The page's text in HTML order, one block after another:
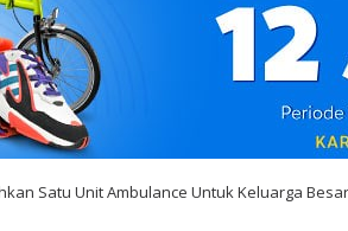
Satu Unit Ambulance Untuk Keluarga